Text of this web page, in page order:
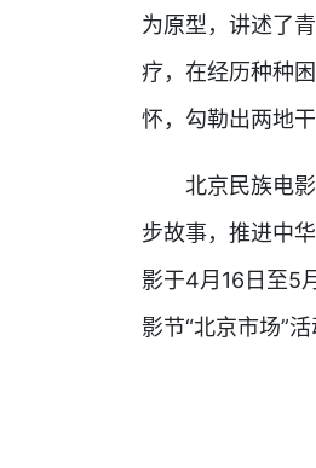
为原型，讲述了
疗，在经历种种
怀，勾勒出两地
北京民族电影
步故事，推进中
影于4月16日至5
影节“北京市场”活